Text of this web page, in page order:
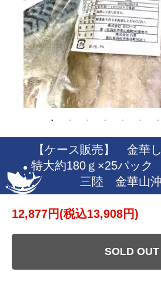
【ケース販売】 金
特大約180ｇ×25パ
三陸 金華山
12,877円(税込13,908円)
SOLD OUT